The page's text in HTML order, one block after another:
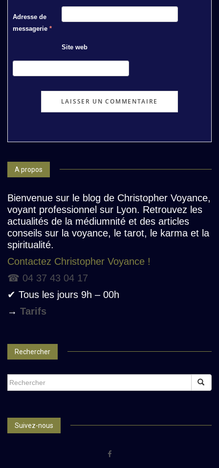
Adresse de
messagerie *
Site web
A propos
Bienvenue sur le blog de Christopher Voyance,
voyant professionnel sur Lyon. Retrouvez les
actualités de la médiumnité et des articles
conseils sur la voyance, le tarot, le karma et la
spiritualité.
Contactez Christopher Voyance !
☎ 04 37 43 04 17
✔ Tous les jours 9h – 00h
→ Tarifs
Rechercher
SEARCH
FOR:
Suivez-nous